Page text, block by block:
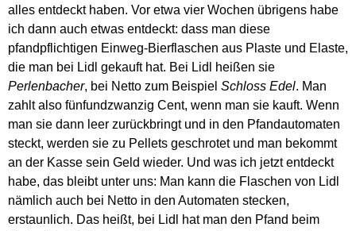
alles entdeckt haben. Vor etwa vier Wochen übrigens habe
ich dann auch etwas entdeckt: dass man diese
pfandpflichtigen Einweg-Bierflaschen aus Plaste und Elaste,
die man bei Lidl gekauft hat. Bei Lidl heißen sie
Perlenbacher, bei Netto zum Beispiel Schloss Edel. Man
zahlt also fünfundzwanzig Cent, wenn man sie kauft. Wenn
man sie dann leer zurückbringt und in den Pfandautomaten
steckt, werden sie zu Pellets geschrotet und man bekommt
an der Kasse sein Geld wieder. Und was ich jetzt entdeckt
habe, das bleibt unter uns: Man kann die Flaschen von Lidl
nämlich auch bei Netto in den Automaten stecken,
erstaunlich. Das heißt, bei Lidl hat man den Pfand beim